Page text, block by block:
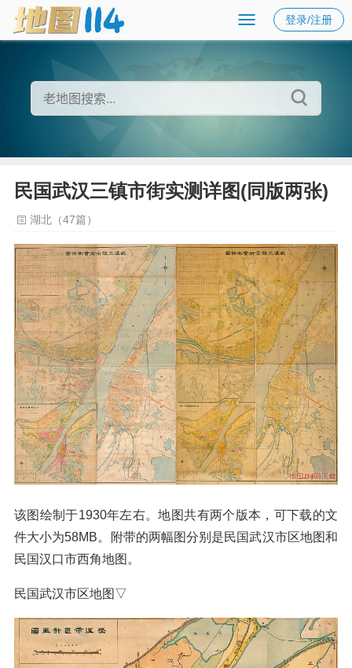
登录/注册
民国武汉三镇市街实测详图(同版两张)
湖北（47篇）
该图绘制于1930年左右。地图共有两个版本，可下载的文
件大小为58MB。附带的两幅图分别是民国武汉市区地图和
民国汉口市西角地图。
民国武汉市区地图▽